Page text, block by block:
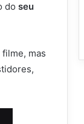
do seu
mas